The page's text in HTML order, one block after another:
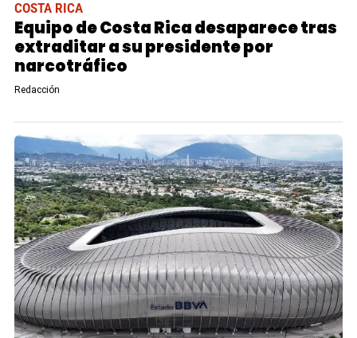
COSTA RICA
Equipo de Costa Rica desaparece tras
extraditar a su presidente por
narcotráfico
Redacción